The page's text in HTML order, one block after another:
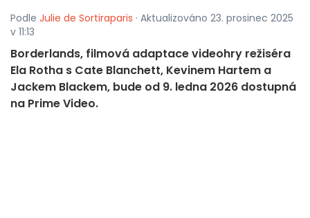
Podle Julie de Sortiraparis · Aktualizováno 23. prosinec 2025
v 11:13
Borderlands, filmová adaptace videohry režiséra
Ela Rotha s Cate Blanchett, Kevinem Hartem a
Jackem Blackem, bude od 9. ledna 2026 dostupná
na Prime Video.